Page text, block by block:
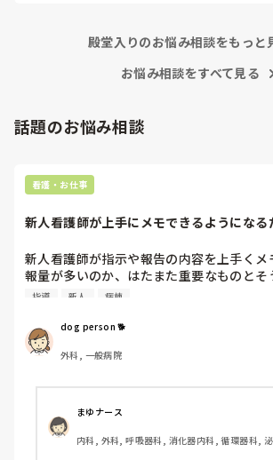
ましてや、噂話で他人を陥れるような腐った
ぜせいさんが手を貸さないといけないんです
正直努力するなら、ご自身の看護師としての
私のお勧めは、転職して性格的に背伸びをし
殿堂入りのお悩み相談をもっと
お悩み相談をすべて見る
話題のお悩み相談
看護・お仕事
新人看護師が上手にメモできるようにな
新人看護師が指示や報告の内容を上手くメ
報量が多いのか、はたまた重要なものとそ
分けができないのか…  肝心な事柄を逃して
示・報告するよう皆で努力しています。
指導 新人 病棟
dog person 🐕
外科, 一般病院
まゆナース
内科, 外科, 呼吸器科, 消化器内科, 循環器科,